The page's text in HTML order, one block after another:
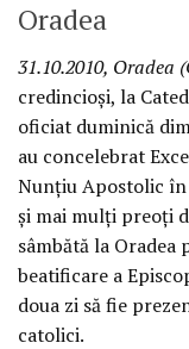
Oradea
31.10.2010, Oradea
credincioşi, la
oficiat duminică
au concelebrat
Nunţiu Apostolic în
şi mai mulţi preoţi
sâmbătă la
beatificare a
doua zi să fie
catolici.